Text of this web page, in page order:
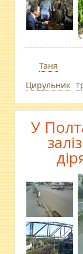
Таня
Цирульник
У